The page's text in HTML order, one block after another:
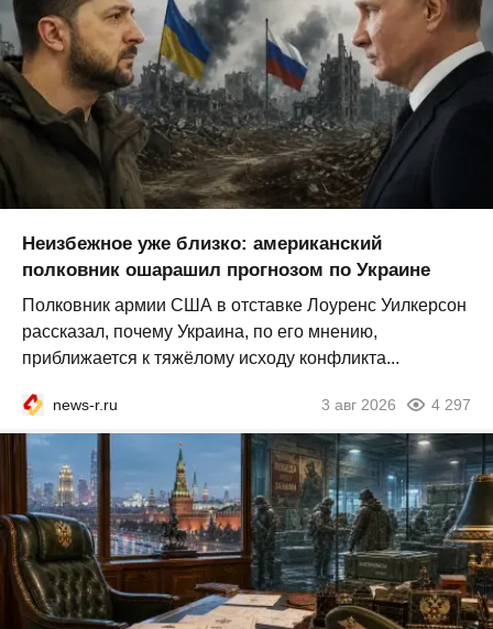
Неизбежное уже близко: американский
полковник ошарашил прогнозом по Украине
Полковник армии США в отставке Лоуренс Уилкерсон
рассказал, почему Украина, по его мнению,
приближается к тяжёлому исходу конфликта...
news-r.ru 3 авг 2026 4 297